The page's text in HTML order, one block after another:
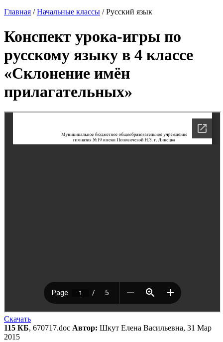
Главная /Начальные классы /Русский язык
Конспект урока-игры по
русскому языку в 4 классе
«Склонение имён
прилагательных»
Скачать
115 КБ, 670717.doc Автор: Шкут Елена Васильевна, 31 Мар
2015